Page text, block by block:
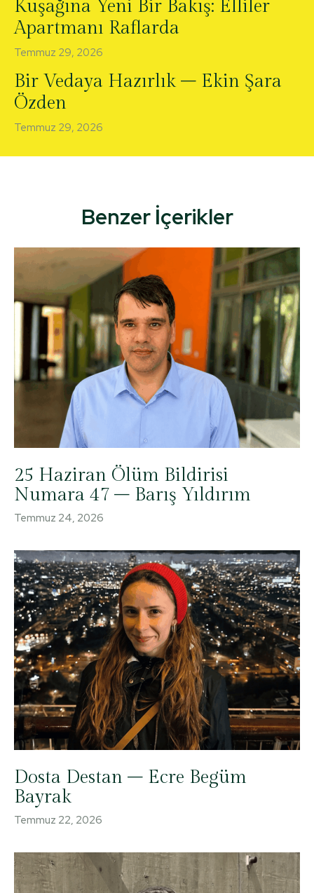
Kuşağına Yeni Bir Bakış: Elliler
Apartmanı Raflarda
Temmuz 29, 2026
Bir Vedaya Hazırlık – Ekin Şara
Özden
Temmuz 29, 2026
Benzer İçerikler
25 Haziran Ölüm Bildirisi
Numara 47 – Barış Yıldırım
Temmuz 24, 2026
Dosta Destan – Ecre Begüm
Bayrak
Temmuz 22, 2026